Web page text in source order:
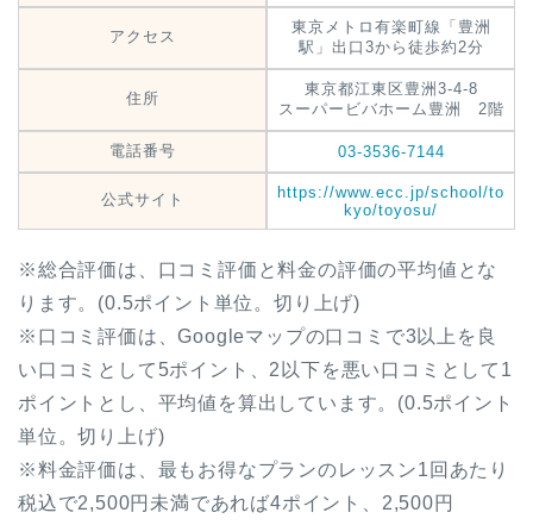
アクセス
東京メトロ有楽町線「豊洲
駅」出口3から徒歩約2分
住所
東京都江東区豊洲3-4-8
スーパービバホーム豊洲 2階
電話番号 03-3536-7144
公式サイト
https://www.ecc.jp/school/to
kyo/toyosu/
※総合評価は、口コミ評価と料金の評価の平均値とな
ります。(0.5ポイント単位。切り上げ)
※口コミ評価は、Googleマップの口コミで3以上を良
い口コミとして5ポイント、2以下を悪い口コミとして1
ポイントとし、平均値を算出しています。(0.5ポイント
単位。切り上げ)
※料金評価は、最もお得なプランのレッスン1回あたり
税込で2,500円未満であれば4ポイント、2,500円